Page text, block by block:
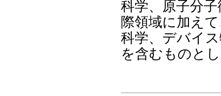
科学、原子分
際領域に加え
科学、デバイ
を含むものと